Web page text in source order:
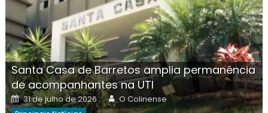
Santa Casa de Barretos amplia permanência
de acompanhantes na UTI
Posted
on
31 de julho de 2026 Author
O Colinense